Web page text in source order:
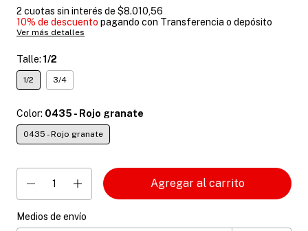
2 cuotas sin interés de $8.010,56
10% de descuento pagando con Transferencia o depósito
Ver más detalles
Talle: 1/2
1/2 3/4
Color: 0435 - Rojo granate
0435 - Rojo granate
Entregas para el CP:
Medios de envío